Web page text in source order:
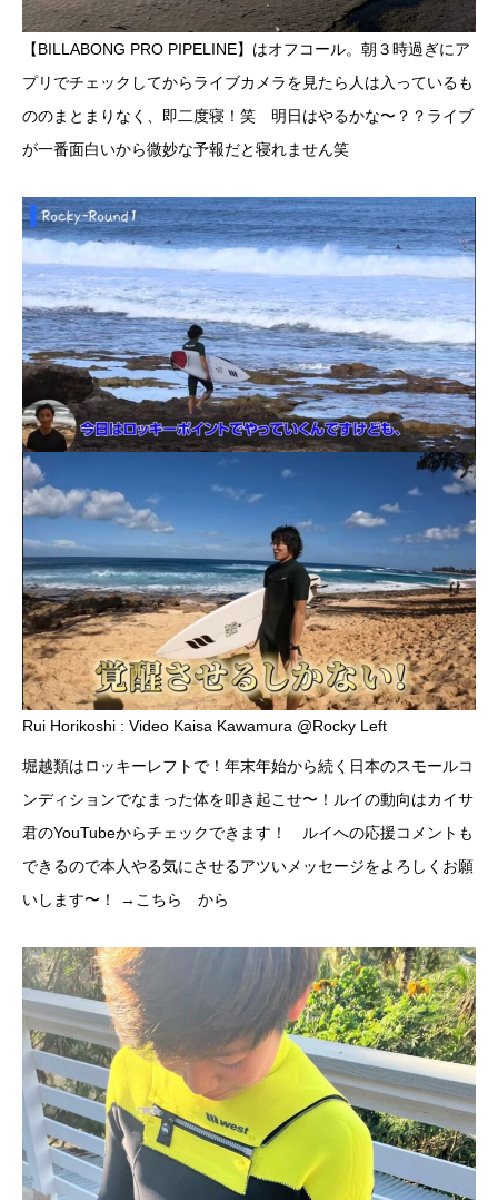
【BILLABONG PRO PIPELINE】はオフコール。朝３時過ぎにア
プリでチェックしてからライブカメラを見たら人は入っているも
ののまとまりなく、即二度寝！笑 明日はやるかな〜？？ライブ
が一番面白いから微妙な予報だと寝れません笑
Rui Horikoshi : Video Kaisa Kawamura @Rocky Left
堀越類はロッキーレフトで！年末年始から続く日本のスモールコ
ンディションでなまった体を叩き起こせ〜！ルイの動向はカイサ
君のYouTubeからチェックできます！ ルイへの応援コメントも
できるので本人やる気にさせるアツいメッセージをよろしくお願
いします〜！
→こちら から